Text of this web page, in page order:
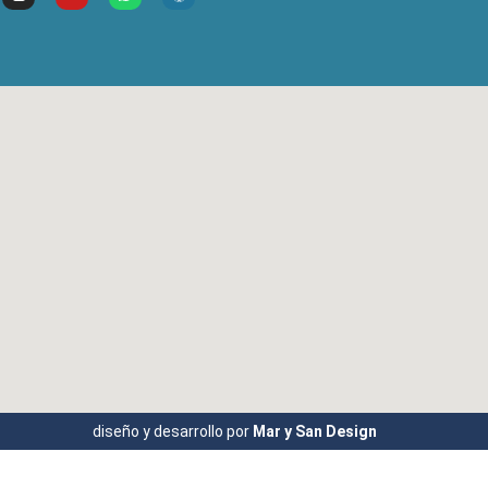
diseño y desarrollo por Mar y San Design